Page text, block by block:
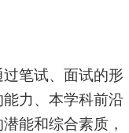
笔试、面试的形
力、本学科前沿
能和综合素质，